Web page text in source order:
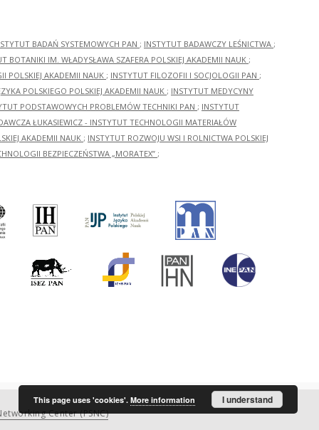
BADAŃ SYSTEMOWYCH PAN ; INSTYTUT BADAWCZY LEŚNICTWA ;
BOTANIKI IM. WŁADYSŁAWA SZAFERA POLSKIEJ AKADEMII NAUK ;
POLSKIEJ AKADEMII NAUK ; INSTYTUT FILOZOFII I SOCJOLOGII PAN ;
POLSKIEGO POLSKIEJ AKADEMII NAUK ; INSTYTUT MEDYCYNY
PODSTAWOWYCH PROBLEMÓW TECHNIKI PAN ; INSTYTUT
ŁUKASIEWICZ - INSTYTUT TECHNOLOGII MATERIAŁÓW
AKADEMII NAUK ; INSTYTUT ROZWOJU WSI I ROLNICTWA POLSKIEJ
BEZPIECZEŃSTWA „MORATEX” ;
Center (PSNC)
This page uses 'cookies'. More information I understand